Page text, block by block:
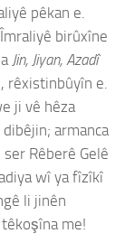
pêkan e.
birûxîne
Jin, Jiyan, Azadî
rêxistinbûyîn e.
ji vê hêza
armanca
Rêberê Gelê
wî ya fîzîkî
li jinên
me!